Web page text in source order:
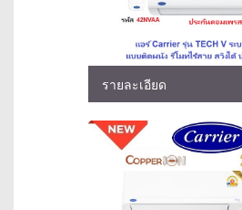
รายละเอียด